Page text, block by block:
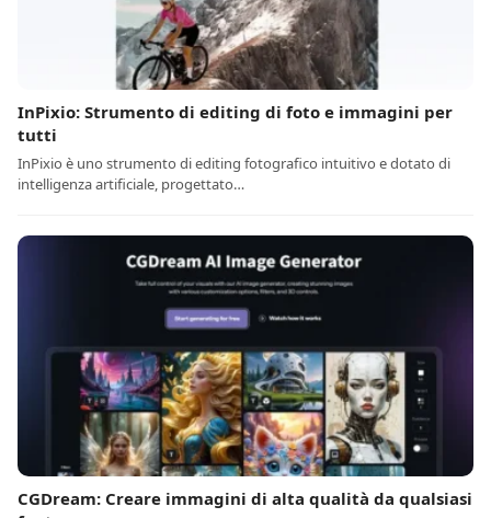
InPixio: Strumento di editing di foto e immagini per
tutti
InPixio è uno strumento di editing fotografico intuitivo e dotato di
intelligenza artificiale, progettato…
CGDream: Creare immagini di alta qualità da qualsiasi